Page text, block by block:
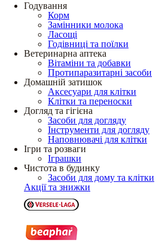
Годування
Корм
Замінники молока
Ласощі
Годівниці та поїлки
Ветеринарна аптека
Вітаміни та добавки
Протипаразитарні засоби
Домашній затишок
Аксесуари для клітки
Клітки та переноски
Догляд та гігієна
Засоби для догляду
Інструменти для догляду
Наповнювачі для клітки
Ігри та розваги
Іграшки
Чистота в будинку
Засоби для дому та клітки
Акції та знижки